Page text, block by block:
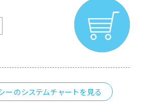
ーのシステムチャートを見る